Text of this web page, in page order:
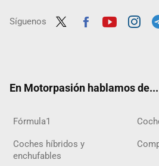
Síguenos
En Motorpasión hablamos de...
Fórmula1
Coches híbridos y
enchufables